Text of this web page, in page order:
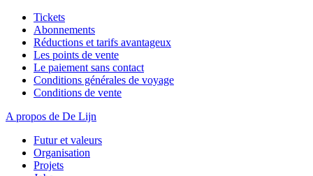
Tickets
Abonnements
Réductions et tarifs avantageux
Les points de vente
Le paiement sans contact
Conditions générales de voyage
Conditions de vente
A propos de De Lijn
Futur et valeurs
Organisation
Projets